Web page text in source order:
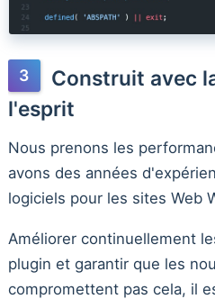
Construit avec
l'esprit
Nous prenons les
avons des années
logiciels pour les sites Web
Améliorer continuellement
plugin et garantir que les
compromettent pas cela, il